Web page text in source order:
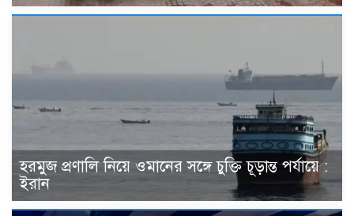
হরমুজ প্রণালি নিয়ে ওমানের সঙ্গে চুক্তি চূড়ান্ত পর্যায়ে :
ইরান